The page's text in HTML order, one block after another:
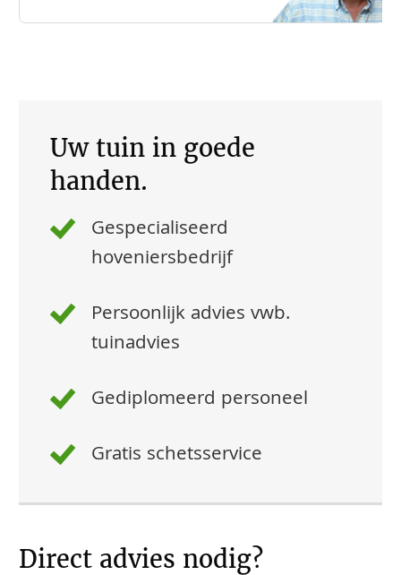
Uw tuin in goede
handen.
Gespecialiseerd
hoveniersbedrijf
Persoonlijk advies vwb.
tuinadvies
Gediplomeerd personeel
Gratis schetsservice
Direct advies nodig?